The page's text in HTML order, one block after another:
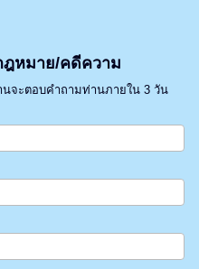
หมาย/คดีความ
จะตอบคำถามท่านภายใน 3 วัน